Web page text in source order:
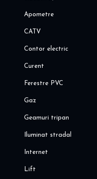
Apometre
CATV
Contor electric
Curent
Ferestre PVC
Gaz
Geamuri tripan
Iluminat stradal
Internet
Lift